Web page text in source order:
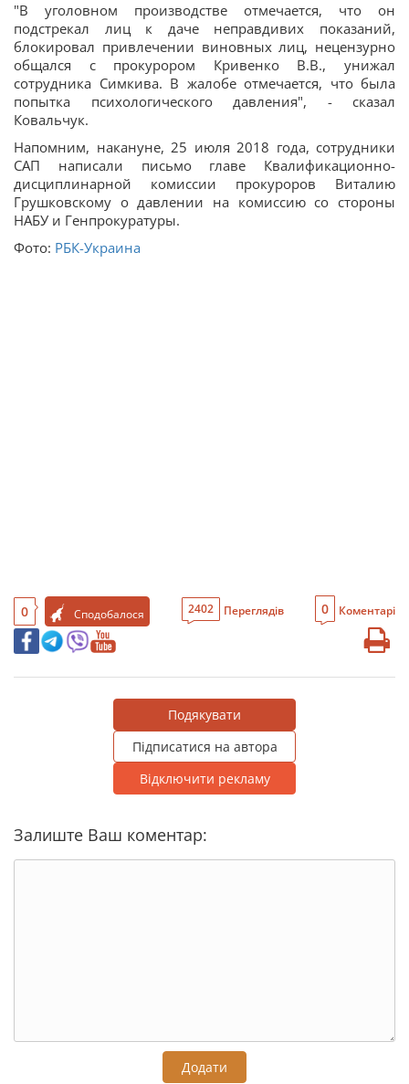
"В уголовном производстве отмечается, что он
подстрекал лиц к даче неправдивих показаний,
блокировал привлечении виновных лиц, нецензурно
общался с прокурором Кривенко В.В., унижал
сотрудника Симкива. В жалобе отмечается, что была
попытка психологического давления", - сказал
Ковальчук.
Напомним, накануне, 25 июля 2018 года, сотрудники
САП написали письмо главе Квалификационно-
дисциплинарной комиссии прокуроров Виталию
Грушковскому о давлении на комиссию со стороны
НАБУ и Генпрокуратуры.
Фото: РБК-Украина
0 Сподобалося 2402 Переглядів 0 Коментарі
Подякувати
Підписатися на автора
Відключити рекламу
Залиште Ваш коментар:
Додати